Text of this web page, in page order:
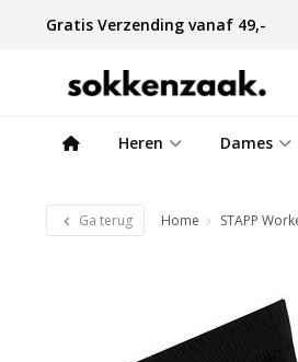
Gratis Verzending vanaf 49,-
Heren Dames
Ga terug Home STAPP